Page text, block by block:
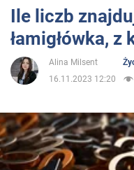
Sport
Rozrywka
Polityka
Ile liczb
łamigłówka,
Alina Milsent
16.11.2023 12:20